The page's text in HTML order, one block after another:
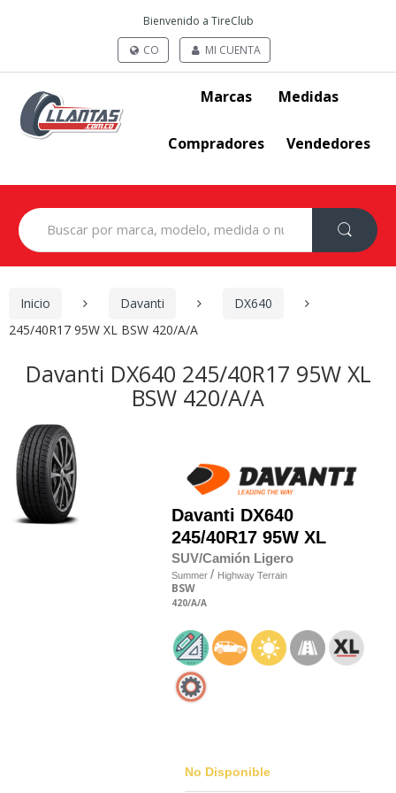
Bienvenido a TireClub
CO
MI CUENTA
Marcas Medidas
Compradores Vendedores
Search
for:
Inicio Davanti
DX640
245/40R17 95W XL BSW 420/A/A
Davanti DX640 245/40R17 95W XL
BSW 420/A/A
Davanti DX640
245/40R17 95W XL
SUV/Camión Ligero
Summer / Highway Terrain
BSW
420/A/A
No Disponible